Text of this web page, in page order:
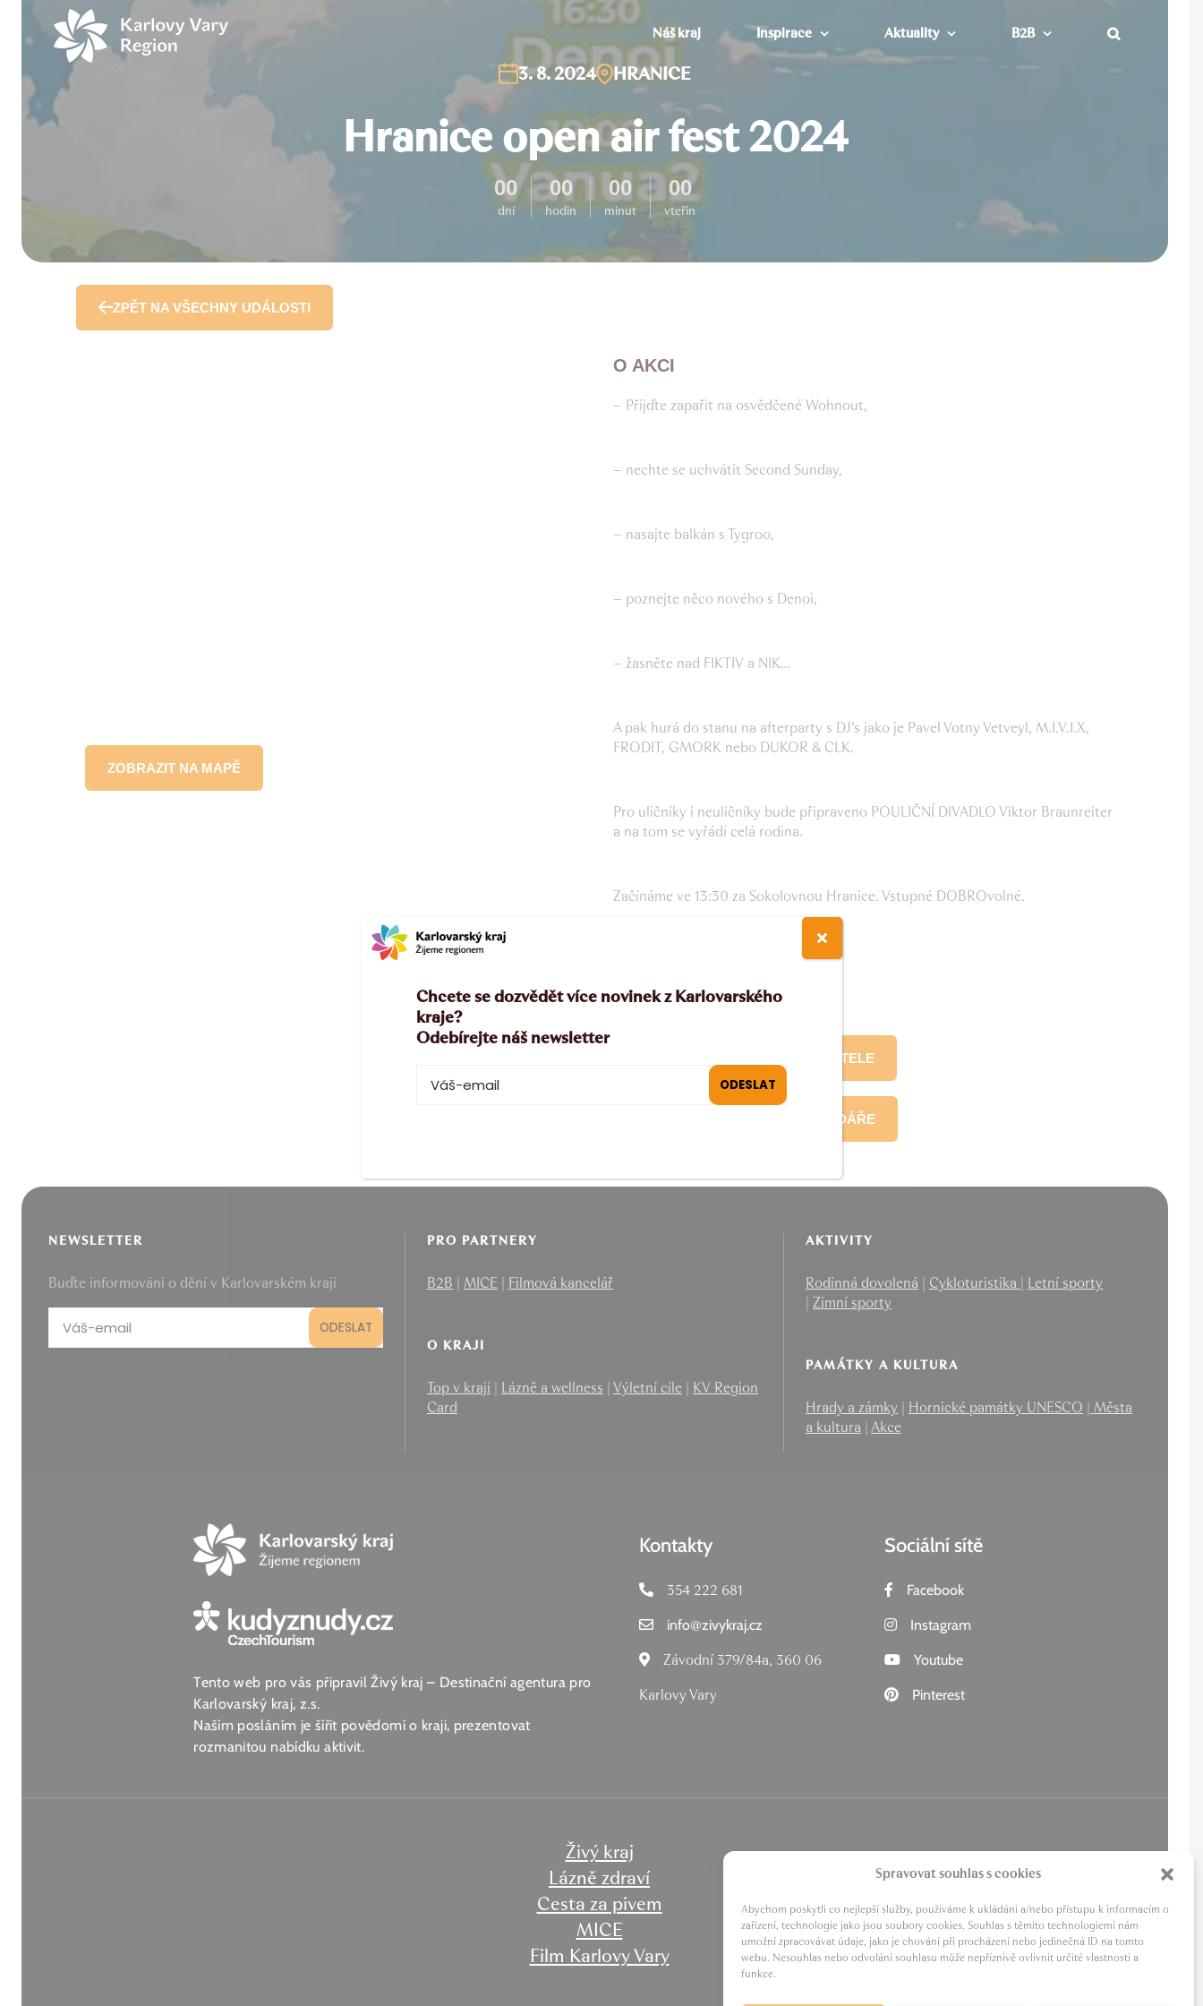
Spravovat souhlas s cookies
Abychom poskytli co nejlepší služby, používáme k ukládání a/nebo přístupu k informacím o
zařízení, technologie jako jsou soubory cookies. Souhlas s těmito technologiemi nám
umožní zpracovávat údaje, jako je chování při procházení nebo jedinečná ID na tomto
webu. Nesouhlas nebo odvolání souhlasu může nepříznivě ovlivnit určité vlastnosti a
funkce.
obsah
Náš kraj Inspirace Aktuality B2B
3. 8. 2024 HRANICE
Hranice open air fest 2024
00
dní
00
hodin
00
minut
00
vteřin
ZPĚT NA VŠECHNY UDÁLOSTI
ZOBRAZIT NA MAPĚ
O AKCI
– Přijďte zapařit na osvědčené Wohnout,
– nechte se uchvátit Second Sunday,
– nasajte balkán s Tygroo,
– poznejte něco nového s Denoi,
– žasněte nad FIKTIV a NIK…
A pak hurá do stanu na afterparty s DJ’s jako je Pavel Votny Vetveyl, M.I.V.I.X,
FRODIT, GMORK nebo DUKOR & CLK.
Pro uličníky i neuličníky bude připraveno POULIČNÍ DIVADLO Viktor Braunreiter
a na tom se vyřádí celá rodina.
Začínáme ve 13:30 za Sokolovnou Hranice. Vstupné DOBROvolné.
OFICIÁLNÍ WEB PROVOZOVATELE
PŘIDAT DO GOOGLE KALENDÁŘE
NEWSLETTER
Buďte informováni o dění v Karlovarském kraji
PRO PARTNERY
B2B MICE Filmová kancelář
O KRAJI
Top v kraji Lázně a wellness Výletní cíle
KV Region
Card
AKTIVITY
Rodinná dovolená Cykloturistika
Letní sporty
Zimní sporty
PAMÁTKY A KULTURA
Hrady a zámky Hornické památky UNESCO
Města
a kultura
Akce
Tento web pro vás připravil Živý kraj – Destinační agentura pro
Karlovarský kraj, z.s.
Naším posláním je šířit povědomí o kraji, prezentovat
rozmanitou nabídku aktivit.
Kontakty
354 222 681
info@zivykraj.cz
Závodní 379/84a, 360 06
Karlovy Vary
Sociální sítě
Facebook
Instagram
Youtube
Pinterest
Živý kraj
Lázně zdraví
Cesta za pivem
MICE
Film Karlovy Vary
Chcete se dozvědět více novinek z Karlovarského
kraje?
Odebírejte náš newsletter